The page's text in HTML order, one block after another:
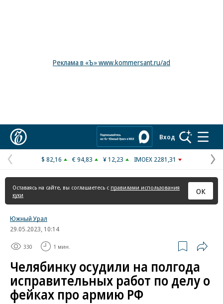
Реклама в «Ъ» www.kommersant.ru/ad
Вход
Предыдущая
страница
$ 82,16 € 94,83 ¥ 12,23 IMOEX 2281,31
Оставаясь на сайте, вы соглашаетесь с правилами использования
куки
ОК
Южный Урал
29.05.2023, 10:14
330 1 мин.
Челябинку осудили на полгода
исправительных работ по делу о
фейках про армию РФ